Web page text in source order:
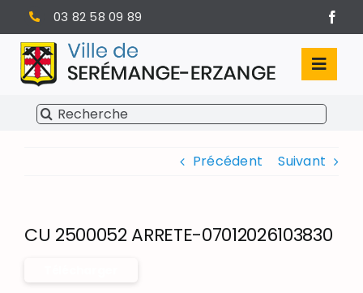
Passer
au
contenu
03 82 58 09 89
SÉRÉMANGE-ERZANGE
Rechercher:
Précédent Suivant
CU 2500052 ARRETE-07012026103830